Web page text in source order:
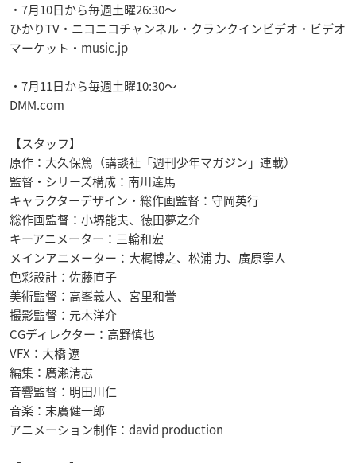
・7月10日から毎週土曜26:30〜
ひかりTV・ニコニコチャンネル・クランクインビデオ・ビデオ
マーケット・music.jp
・7月11日から毎週土曜10:30〜
DMM.com
【スタッフ】
原作：大久保篤（講談社「週刊少年マガジン」連載）
監督・シリーズ構成：南川達馬
キャラクターデザイン・総作画監督：守岡英行
総作画監督：小堺能夫、徳田夢之介
キーアニメーター：三輪和宏
メインアニメーター：大梶博之、松浦 力、廣原寧人
色彩設計：佐藤直子
美術監督：高峯義人、宮里和誉
撮影監督：元木洋介
CGディレクター：高野慎也
VFX：大橋 遼
編集：廣瀬清志
音響監督：明田川仁
音楽：末廣健一郎
アニメーション制作：david production